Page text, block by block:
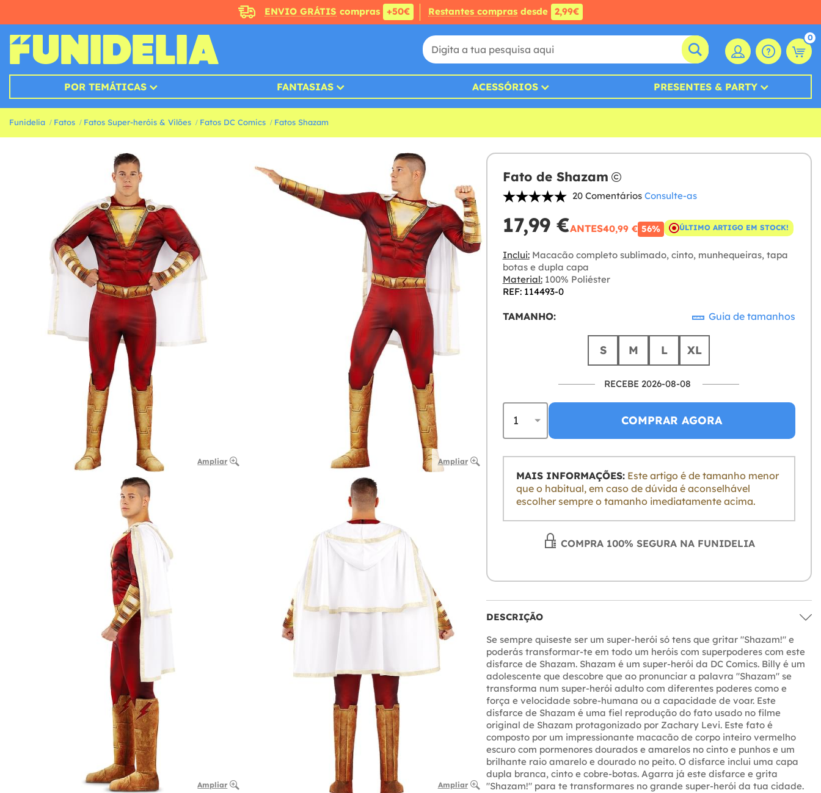
ENVIO GRÁTIS compras +50€ Restantes compras desde 2,99€
0
POR TEMÁTICAS FANTASIAS ACESSÓRIOS PRESENTES & PARTY
Funidelia Fatos Fatos Super-heróis & Vilões Fatos DC Comics Fatos Shazam
Ampliar Ampliar
Ampliar Ampliar
Fato de Shazam
20 Comentários Consulte-as
17,99 €ANTES40,99 € 56% ÚLTIMO ARTIGO EM STOCK!
Inclui:Macacão completo sublimado, cinto, munhequeiras, tapa
botas e dupla capa
Material:100% Poliéster
REF: 114493-0
TAMANHO: Guia de tamanhos
S M L XL
RECEBE 2026-08-08
COMPRAR AGORA
MAIS INFORMAÇÕES:Este artigo é de tamanho menor
que o habitual, em caso de dúvida é aconselhável
escolher sempre o tamanho imediatamente acima.
COMPRA 100% SEGURA NA FUNIDELIA
DESCRIÇÃO
Se sempre quiseste ser um super-herói só tens que gritar "Shazam!" e
poderás transformar-te em todo um heróis com superpoderes com este
disfarce de Shazam. Shazam é um super-herói da DC Comics. Billy é um
adolescente que descobre que ao pronunciar a palavra "Shazam" se
transforma num super-herói adulto com diferentes poderes como e
força e velocidade sobre-humana ou a capacidade de voar. Este
disfarce de Shazam é uma fiel reprodução do fato usado no filme
original de Shazam protagonizado por Zachary Levi. Este fato é
composto por um impressionante macacão de corpo inteiro vermelho
escuro com pormenores dourados e amarelos no cinto e punhos e um
brilhante raio amarelo e dourado no peito. O disfarce inclui uma capa
dupla branca, cinto e cobre-botas. Agarra já este disfarce e grita
"Shazam!" para te transformares no grande super-herói da tua cidade.